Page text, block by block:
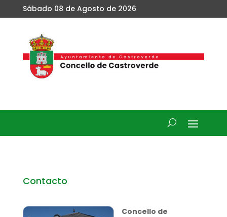
Sábado 08 de Agosto de 2026
Contacto
Concello de